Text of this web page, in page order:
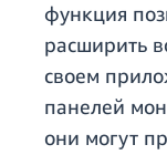
функция
расширить
своем
панелей
они могут